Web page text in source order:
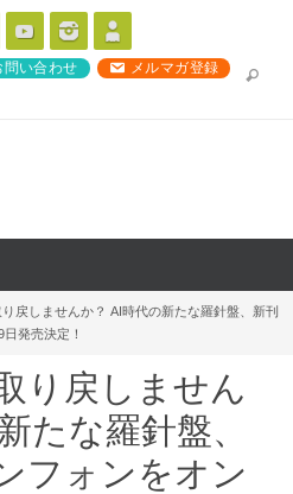
問い合わせ メルマガ登録
戻しませんか？ AI時代の新たな羅針盤、新刊
発売決定！
り戻しません
たな羅針盤、
フォンをオン